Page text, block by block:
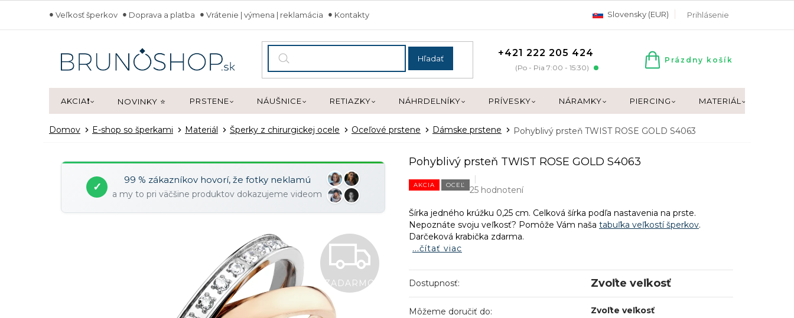
obsah
Veľkosť šperkov Doprava a platba Vrátenie | výmena | reklamácia Kontakty Slovensky (EUR) Prihlásenie
Hľadať +421 222 205 424
(Po - Pia 7:00 - 15:30)
NÁKUPNÝ
Prázdny košík
AKCIA❗ NOVINKY ⭐ PRSTENE NÁUŠNICE RETIAZKY NÁHRDELNÍKY PRÍVESKY NÁRAMKY PIERCING MATERIÁL
Domov E-shop so šperkami Materiál Šperky z chirurgickej ocele Oceľové prstene Dámske prstene Pohyblivý prsteň TWIST ROSE GOLD S4063
✓
99 % zákazníkov hovorí, že fotky neklamú
a my to pri väčšine produktov dokazujeme videom
Z
A
ZADARMO
Pohyblivý prsteň TWIST ROSE GOLD S4063
AKCIA OCEĽ 25 hodnotení
Šírka jedného krúžku 0,25 cm. Celková šírka podľa nastavenia na prste.
Nepoznáte svoju veľkosť? Pomôže Vám naša tabuľka veľkostí šperkov.
Darčeková krabička zdarma.
...čítať viac
Dostupnosť: Zvoľte veľkosť
Môžeme doručiť do: Zvoľte veľkosť